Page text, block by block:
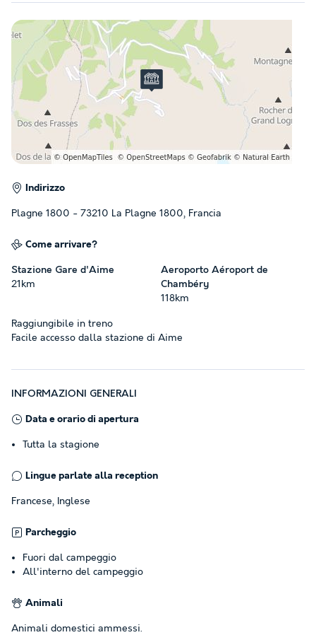
Indirizzo
Plagne 1800 - 73210 La Plagne 1800, Francia
Come arrivare?
Stazione Gare d'Aime
21km
Aeroporto Aéroport de
Chambéry
118km
Raggiungibile in treno
Facile accesso dalla stazione di Aime
INFORMAZIONI GENERALI
Data e orario di apertura
Tutta la stagione
Lingue parlate alla reception
Francese, Inglese
Parcheggio
Fuori dal campeggio
All'interno del campeggio
Animali
Animali domestici ammessi.